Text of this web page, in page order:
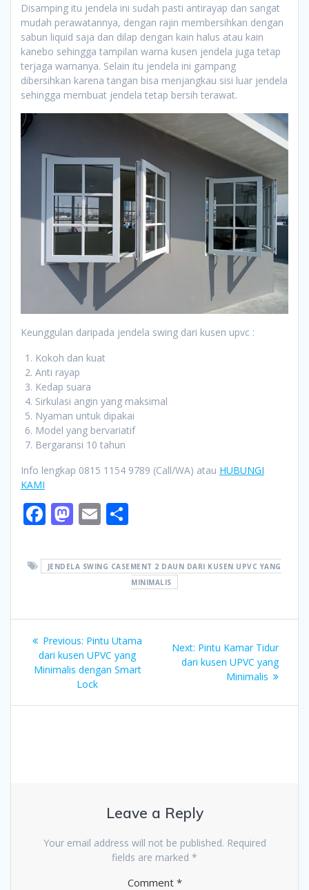
Disamping itu jendela ini sudah pasti antirayap dan sangat
mudah perawatannya, dengan rajin membersihkan dengan
sabun liquid saja dan dilap dengan kain halus atau kain
kanebo sehingga tampilan warna kusen jendela juga tetap
terjaga warnanya. Selain itu jendela ini gampang
dibersihkan karena tangan bisa menjangkau sisi luar jendela
sehingga membuat jendela tetap bersih terawat.
Keunggulan daripada jendela swing dari kusen upvc :
Kokoh dan kuat
Anti rayap
Kedap suara
Sirkulasi angin yang maksimal
Nyaman untuk dipakai
Model yang bervariatif
Bergaransi 10 tahun
Info lengkap 0815 1154 9789 (Call/WA) atau HUBUNGI
KAMI
F
e
b
o
k
M
to
d
n
E
ai
l
ar
e
JENDELA SWING CASEMENT 2 DAUN DARI KUSEN UPVC YANG
MINIMALIS
Post
navigation
Previous: Previous
post:
Pintu Utama
dari kusen UPVC yang
Minimalis dengan Smart
Lock
Next: Next
post:
Pintu Kamar Tidur
dari kusen UPVC yang
Minimalis
Leave a Reply
Your email address will not be published. Required
fields are marked *
Comment *